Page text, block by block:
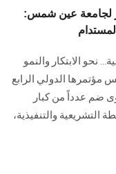
لجامعة عين شمس:
نحو الابتكار والنمو
الدولي الرابع
ضم عدداً من كبار
التشريعية والتنفيذية،